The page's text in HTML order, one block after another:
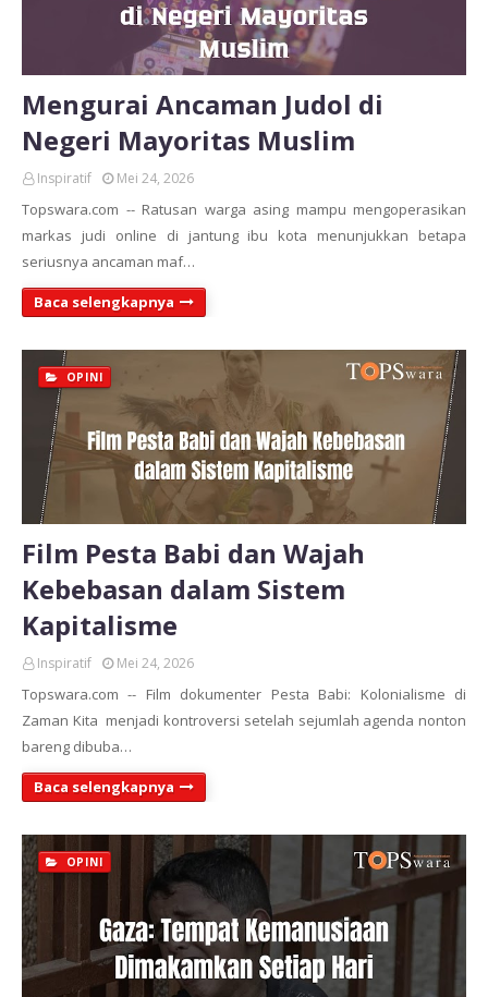
Mengurai Ancaman Judol di
Negeri Mayoritas Muslim
Inspiratif Mei 24, 2026
Topswara.com -- Ratusan warga asing mampu mengoperasikan
markas judi online di jantung ibu kota menunjukkan betapa
seriusnya ancaman maf…
Baca selengkapnya
OPINI
Film Pesta Babi dan Wajah
Kebebasan dalam Sistem
Kapitalisme
Inspiratif Mei 24, 2026
Topswara.com -- Film dokumenter Pesta Babi: Kolonialisme di
Zaman Kita menjadi kontroversi setelah sejumlah agenda nonton
bareng dibuba…
Baca selengkapnya
OPINI